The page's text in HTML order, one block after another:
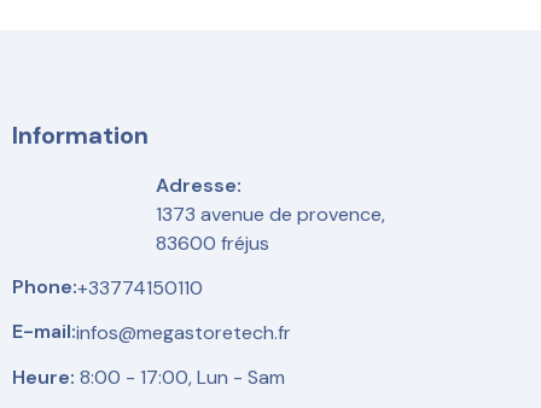
Information
Adresse:
1373 avenue de provence,
83600 fréjus
Phone:+33774150110
E-mail:infos@megastoretech.fr
Heure: 8:00 - 17:00, Lun - Sam